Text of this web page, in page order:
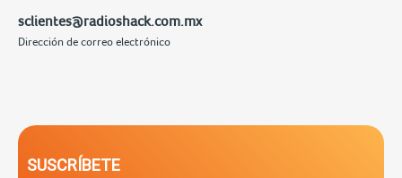
sclientes@radioshack.com.mx
Dirección de correo electrónico
SUSCRÍBETE